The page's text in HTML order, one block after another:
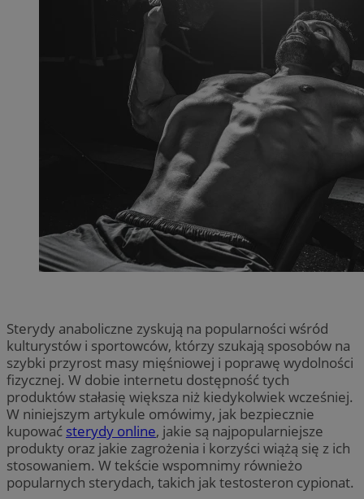
Sterydy anaboliczne zyskują na popularności wśród
kulturystów i sportowców, którzy szukają sposobów na
szybki przyrost masy mięśniowej i poprawę wydolności
fizycznej. W dobie internetu dostępność tych
produktów stałasię większa niż kiedykolwiek wcześniej.
W niniejszym artykule omówimy, jak bezpiecznie
kupować sterydy online, jakie są najpopularniejsze
produkty oraz jakie zagrożenia i korzyści wiążą się z ich
stosowaniem. W tekście wspomnimy równieżo
popularnych sterydach, takich jak testosteron cypionat.